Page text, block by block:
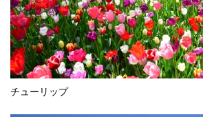
チューリップ